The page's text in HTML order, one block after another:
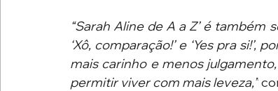
“Sarah Aline de A a Z’ é
‘Xô, comparação!’ e ‘Yes pra
mais carinho e menos
permitir viver com mais leveza,”